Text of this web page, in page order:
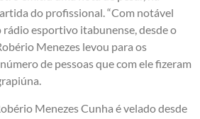
do profissional. “Com notável
esportivo itabunense, desde o
Menezes levou para os
de pessoas que com ele fizeram
Menezes Cunha é velado desde